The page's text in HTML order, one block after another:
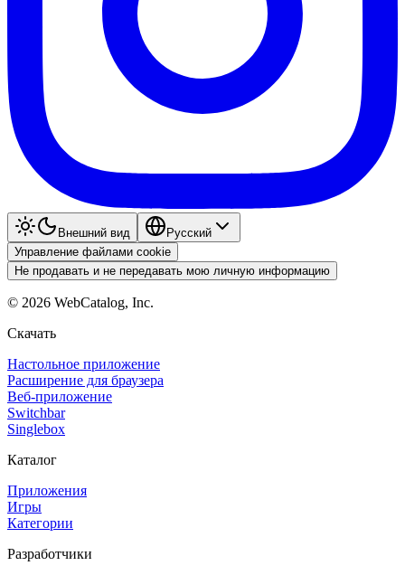
Внешний вид
Pyccкий
Управление файлами cookie
Не продавать и не передавать мою личную информацию
© 2026 WebCatalog, Inc.
Скачать
Настольное приложение
Расширение для браузера
Веб-приложение
Switchbar
Singlebox
Каталог
Приложения
Игры
Категории
Разработчики